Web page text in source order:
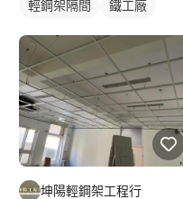
輕鋼架隔間 鐵工廠
坤陽輕鋼架工程行